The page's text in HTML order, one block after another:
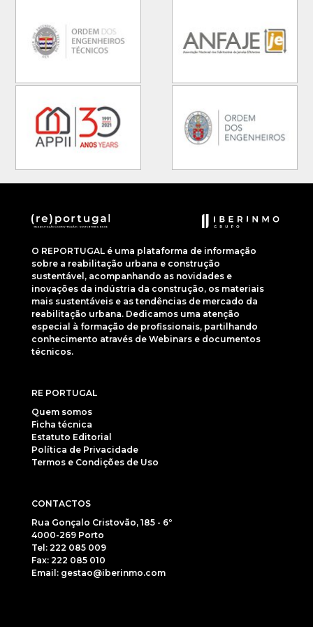
O REPORTUGAL é uma plataforma de informação
sobre a reabilitação urbana e construção
sustentável, acompanhando as novidades e
inovações da indústria da construção, os materiais
mais sustentáveis e as tendências de mercado da
reabilitação urbana. Dedicamos uma atenção
especial à formação de profissionais, partilhando
conhecimento através de Webinars e documentos
técnicos.
RE PORTUGAL
Quem somos
Ficha técnica
Estatuto Editorial
Política de Privacidade
Termos e Condições de Uso
CONTACTOS
Rua Gonçalo Cristovão, 185 - 6º
4000-269 Porto
Tel: 222 085 009
Fax: 222 085 010
Email: gestao@iberinmo.com